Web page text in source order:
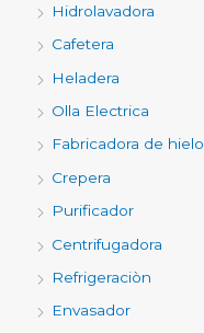
Hidrolavadora
Cafetera
Heladera
Olla Electrica
Fabricadora de hielo
Crepera
Purificador
Centrifugadora
Refrigeraciòn
Envasador